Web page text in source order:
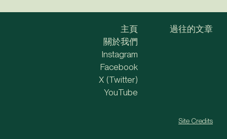
主頁
關於我們
過往的文章
Instagram
Facebook
X (Twitter)
YouTube
Site Credits